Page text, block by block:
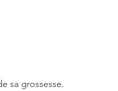
sa grossesse.